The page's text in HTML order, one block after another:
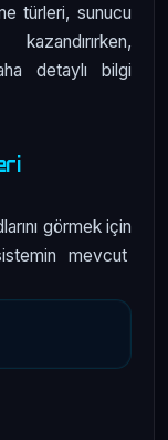
türleri, sunucu
detaylı bilgi
görmek için
mevcut